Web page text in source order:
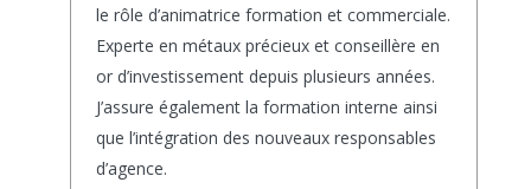
le rôle d’animatrice formation et commerciale.
Experte en métaux précieux et conseillère en
or d’investissement depuis plusieurs années.
J’assure également la formation interne ainsi
que l’intégration des nouveaux responsables
d’agence.